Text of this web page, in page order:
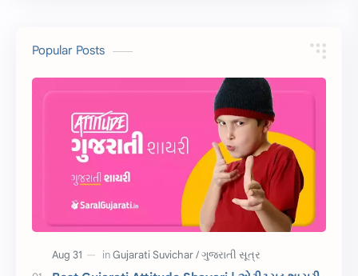
10 વાક્યો
સુવિચાર Gujarati Vyakaran
આરતી
અહેવાલ લેખન શુભેચ્છા સંદેશ
ગુજરાતી શબ્દો
ધોરણ 5 માહિતી
ગુજરાતી સૂત્ર
Popular Posts